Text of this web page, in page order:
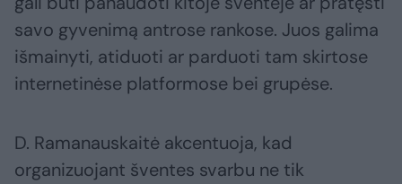
savo gyvenimą antrose rankose. Juos galima
išmainyti, atiduoti ar parduoti tam skirtose
internetinėse platformose bei grupėse.
D. Ramanauskaitė akcentuoja, kad
organizuojant šventes svarbu ne tik